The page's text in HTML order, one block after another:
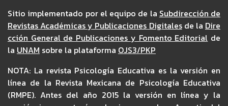
Sitio implementado por el equipo de la Subdirección de
Revistas Académicas y Publicaciones Digitalesde la Dire
cción General de Publicaciones y Fomento Editorial de
la UNAM sobre la plataforma OJS3/PKP
NOTA: La revista Psicología Educativa es la versión en
línea de la Revista Mexicana de Psicología Educativa
(RMPE). Antes del año 2015 la versión en línea y la